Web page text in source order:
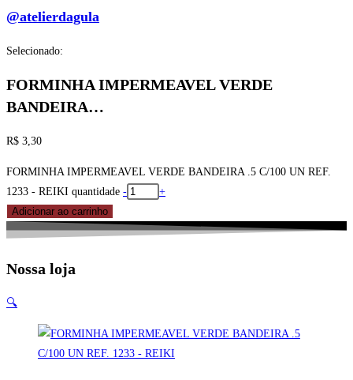
@atelierdagula
Selecionado:
FORMINHA IMPERMEAVEL VERDE
BANDEIRA…
R$ 3,30
FORMINHA IMPERMEAVEL VERDE BANDEIRA .5 C/100 UN REF.
1233 - REIKI quantidade -
+
Adicionar ao carrinho
Nossa loja
🔍